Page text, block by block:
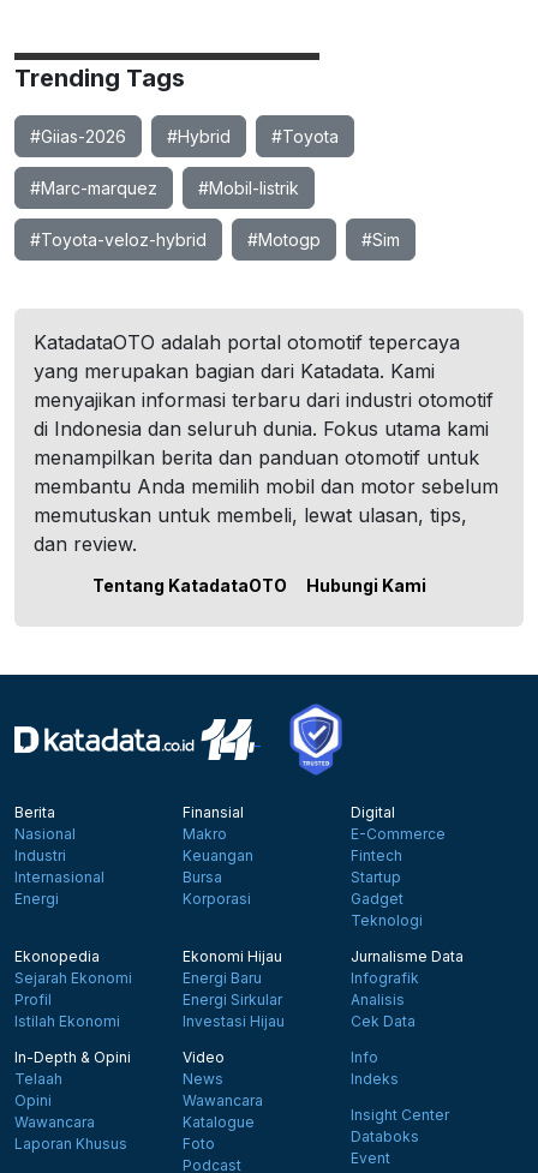
Trending Tags
#Giias-2026 #Hybrid #Toyota
#Marc-marquez #Mobil-listrik
#Toyota-veloz-hybrid #Motogp #Sim
KatadataOTO adalah portal otomotif tepercaya
yang merupakan bagian dari Katadata. Kami
menyajikan informasi terbaru dari industri otomotif
di Indonesia dan seluruh dunia. Fokus utama kami
menampilkan berita dan panduan otomotif untuk
membantu Anda memilih mobil dan motor sebelum
memutuskan untuk membeli, lewat ulasan, tips,
dan review.
Tentang KatadataOTO Hubungi Kami
Berita
Nasional
Industri
Internasional
Energi
Finansial
Makro
Keuangan
Bursa
Korporasi
Digital
E-Commerce
Fintech
Startup
Gadget
Teknologi
Ekonopedia
Sejarah Ekonomi
Profil
Istilah Ekonomi
Ekonomi Hijau
Energi Baru
Energi Sirkular
Investasi Hijau
Jurnalisme Data
Infografik
Analisis
Cek Data
In-Depth & Opini
Telaah
Opini
Wawancara
Laporan Khusus
Video
News
Wawancara
Katalogue
Foto
Podcast
Info
Indeks
Insight Center
Databoks
Event